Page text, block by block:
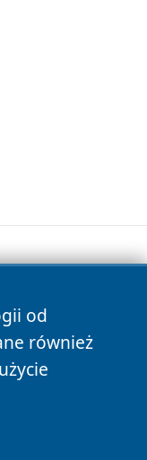
od
również